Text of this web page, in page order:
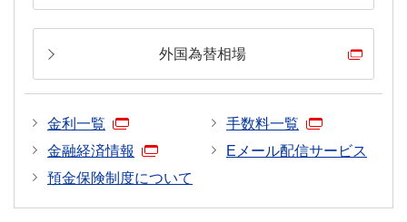
外国為替相場
金利一覧
手数料一覧
金融経済情報
Eメール配信サービス
預金保険制度について